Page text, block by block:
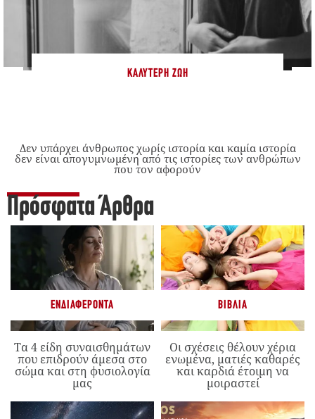
ΚΑΛΎΤΕΡΗ ΖΩΉ
Δεν υπάρχει άνθρωπος χωρίς ιστορία και καμία ιστορία
δεν είναι απογυμνωμένη από τις ιστορίες των ανθρώπων
που τον αφορούν
Πρόσφατα Άρθρα
ΕΝΔΙΑΦΈΡΟΝΤΑ
Τα 4 είδη συναισθημάτων
που επιδρούν άμεσα στο
σώμα και στη φυσιολογία
μας
ΒΙΒΛΊΑ
Οι σχέσεις θέλουν χέρια
ενωμένα, ματιές καθαρές
και καρδιά έτοιμη να
μοιραστεί